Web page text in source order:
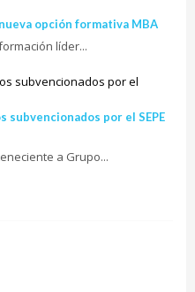
opción formativa MBA
líder...
por el SEPE
a Grupo...